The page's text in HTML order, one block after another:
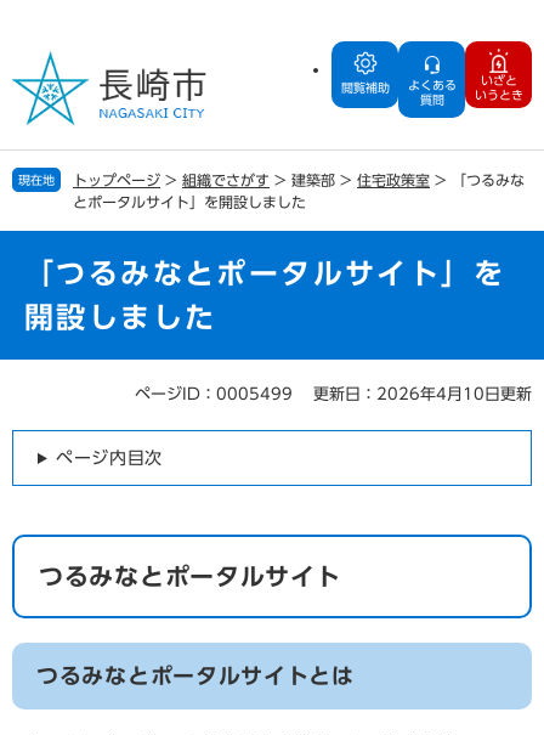
の
で
す
ー
ば
し
閲覧補助
よくある
質問
いざと
いうとき
現在地 トップページ > 組織でさがす > 建築部 > 住宅政策室 >
「つるみな
とポータルサイト」を開設しました
「つるみなとポータルサイト」を
開設しました
ページID：0005499 更新日：2026年4月10日更新
ページ内目次
つるみなとポータルサイト
つるみなとポータルサイトとは